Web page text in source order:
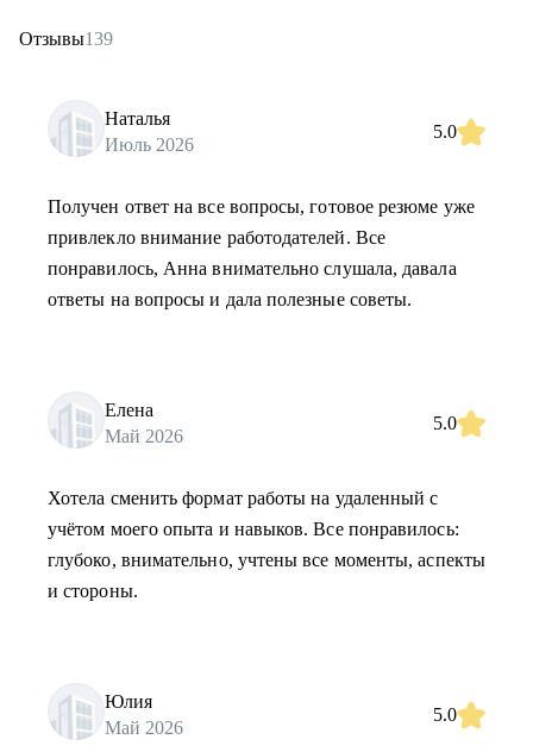
Отзывы139
Наталья
Июль 2026
5.0
Получен ответ на все вопросы, готовое резюме уже
привлекло внимание работодателей. Все
понравилось, Анна внимательно слушала, давала
ответы на вопросы и дала полезные советы.
Елена
Май 2026
5.0
Хотела сменить формат работы на удаленный с
учётом моего опыта и навыков. Все понравилось:
глубоко, внимательно, учтены все моменты, аспекты
и стороны.
Юлия
Май 2026
5.0